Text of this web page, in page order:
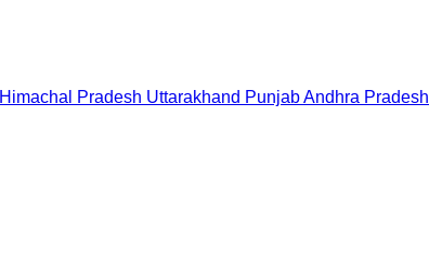
Himachal Pradesh Uttarakhand PunjabAndhra Pradesh